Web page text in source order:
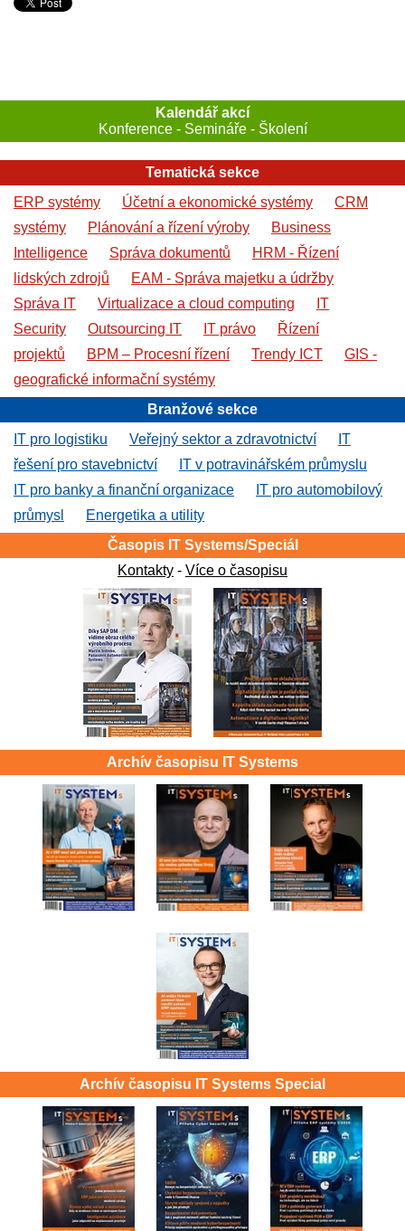
Kalendář akcí
Konference - Semináře - Školení
Tematická sekce
ERP systémy
Účetní a ekonomické systémy
CRM
systémy
Plánování a řízení výroby
Business
Intelligence
Správa dokumentů
HRM - Řízení
lidských zdrojů
EAM - Správa majetku a údržby
Správa IT
Virtualizace a cloud computing
IT
Security
Outsourcing IT IT právo
Řízení
projektů
BPM – Procesní řízení Trendy ICT
GIS -
geografické informační systémy
Branžové sekce
IT pro logistiku
Veřejný sektor a zdravotnictví
IT
řešení pro stavebnictví
IT v potravinářském průmyslu
IT pro banky a finanční organizace
IT pro automobilový
průmysl
Energetika a utility
Časopis IT Systems/Speciál
Kontakty - Více o časopisu
Archív časopisu IT Systems
Archív časopisu IT Systems Special